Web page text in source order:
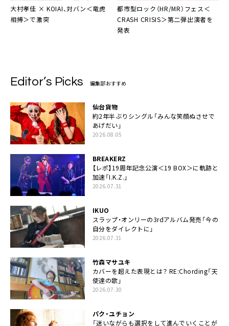
大村孝佳 × KOIAI、対バン＜竜虎
相搏＞で激突
都市型ロック（HR/MR）フェス＜
CRASH CRISIS＞第二弾出演者を
発表
Editor’s Picks 編集部おすすめ
仙台貨物
約2年半ぶりシングル「みんな笑顔ぬさせで
あげだい」
2026.08.05
BREAKERZ
【レポ】19周年記念公演＜19 BOX＞に軌跡と
加速「I.K.Z.」
2026.07.31
IKUO
スラップ・オンリーの3rdアルバム発売「今の
自分をダイレクトに」
2026.07.31
竹森マサユキ
カバーを超えた表現とは？ RE:Chording「天
使達の歌」
2026.07.30
パク・ユチョン
「迷いながらも選択をして進んでいくことが